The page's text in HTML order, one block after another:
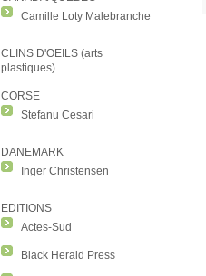
Camille Loty Malebranche
CLINS D'OEILS (arts
plastiques)
CORSE
Stefanu Cesari
DANEMARK
Inger Christensen
EDITIONS
Actes-Sud
Black Herald Press